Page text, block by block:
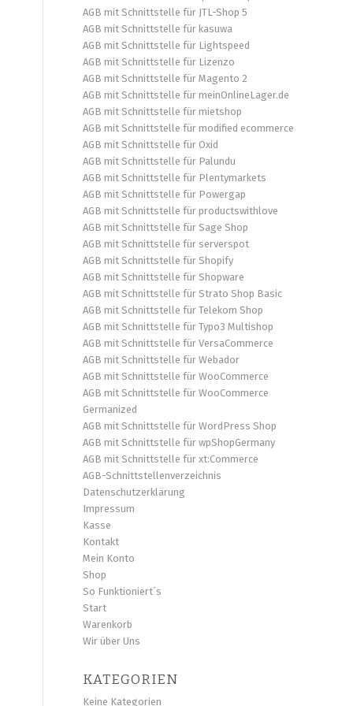
AGB mit Schnittstelle für JTL-Shop 5
AGB mit Schnittstelle für kasuwa
AGB mit Schnittstelle für Lightspeed
AGB mit Schnittstelle für Lizenzo
AGB mit Schnittstelle für Magento 2
AGB mit Schnittstelle für meinOnlineLager.de
AGB mit Schnittstelle für mietshop
AGB mit Schnittstelle für modified ecommerce
AGB mit Schnittstelle für Oxid
AGB mit Schnittstelle für Palundu
AGB mit Schnittstelle für Plentymarkets
AGB mit Schnittstelle für Powergap
AGB mit Schnittstelle für productswithlove
AGB mit Schnittstelle für Sage Shop
AGB mit Schnittstelle für serverspot
AGB mit Schnittstelle für Shopify
AGB mit Schnittstelle für Shopware
AGB mit Schnittstelle für Strato Shop Basic
AGB mit Schnittstelle für Telekom Shop
AGB mit Schnittstelle für Typo3 Multishop
AGB mit Schnittstelle für VersaCommerce
AGB mit Schnittstelle für Webador
AGB mit Schnittstelle für WooCommerce
AGB mit Schnittstelle für WooCommerce
Germanized
AGB mit Schnittstelle für WordPress Shop
AGB mit Schnittstelle für wpShopGermany
AGB mit Schnittstelle für xt:Commerce
AGB-Schnittstellenverzeichnis
Datenschutzerklärung
Impressum
Kasse
Kontakt
Mein Konto
Shop
So Funktioniert´s
Start
Warenkorb
Wir über Uns
KATEGORIEN
Keine Kategorien